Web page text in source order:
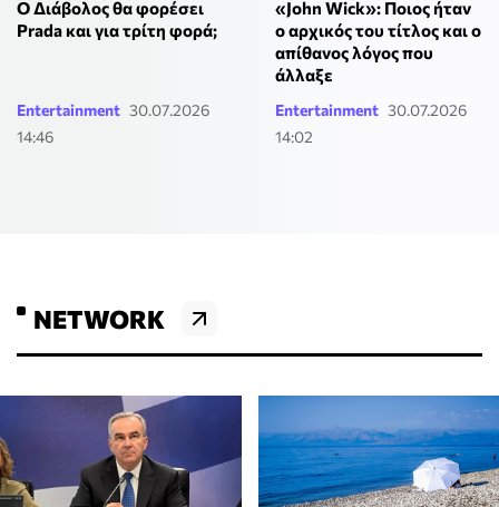
Ο Διάβολος θα φορέσει
Prada και για τρίτη φορά;
Entertainment 30.07.2026
14:46
«John Wick»: Ποιος ήταν
ο αρχικός του τίτλος και ο
απίθανος λόγος που
άλλαξε
Entertainment 30.07.2026
14:02
NETWORK